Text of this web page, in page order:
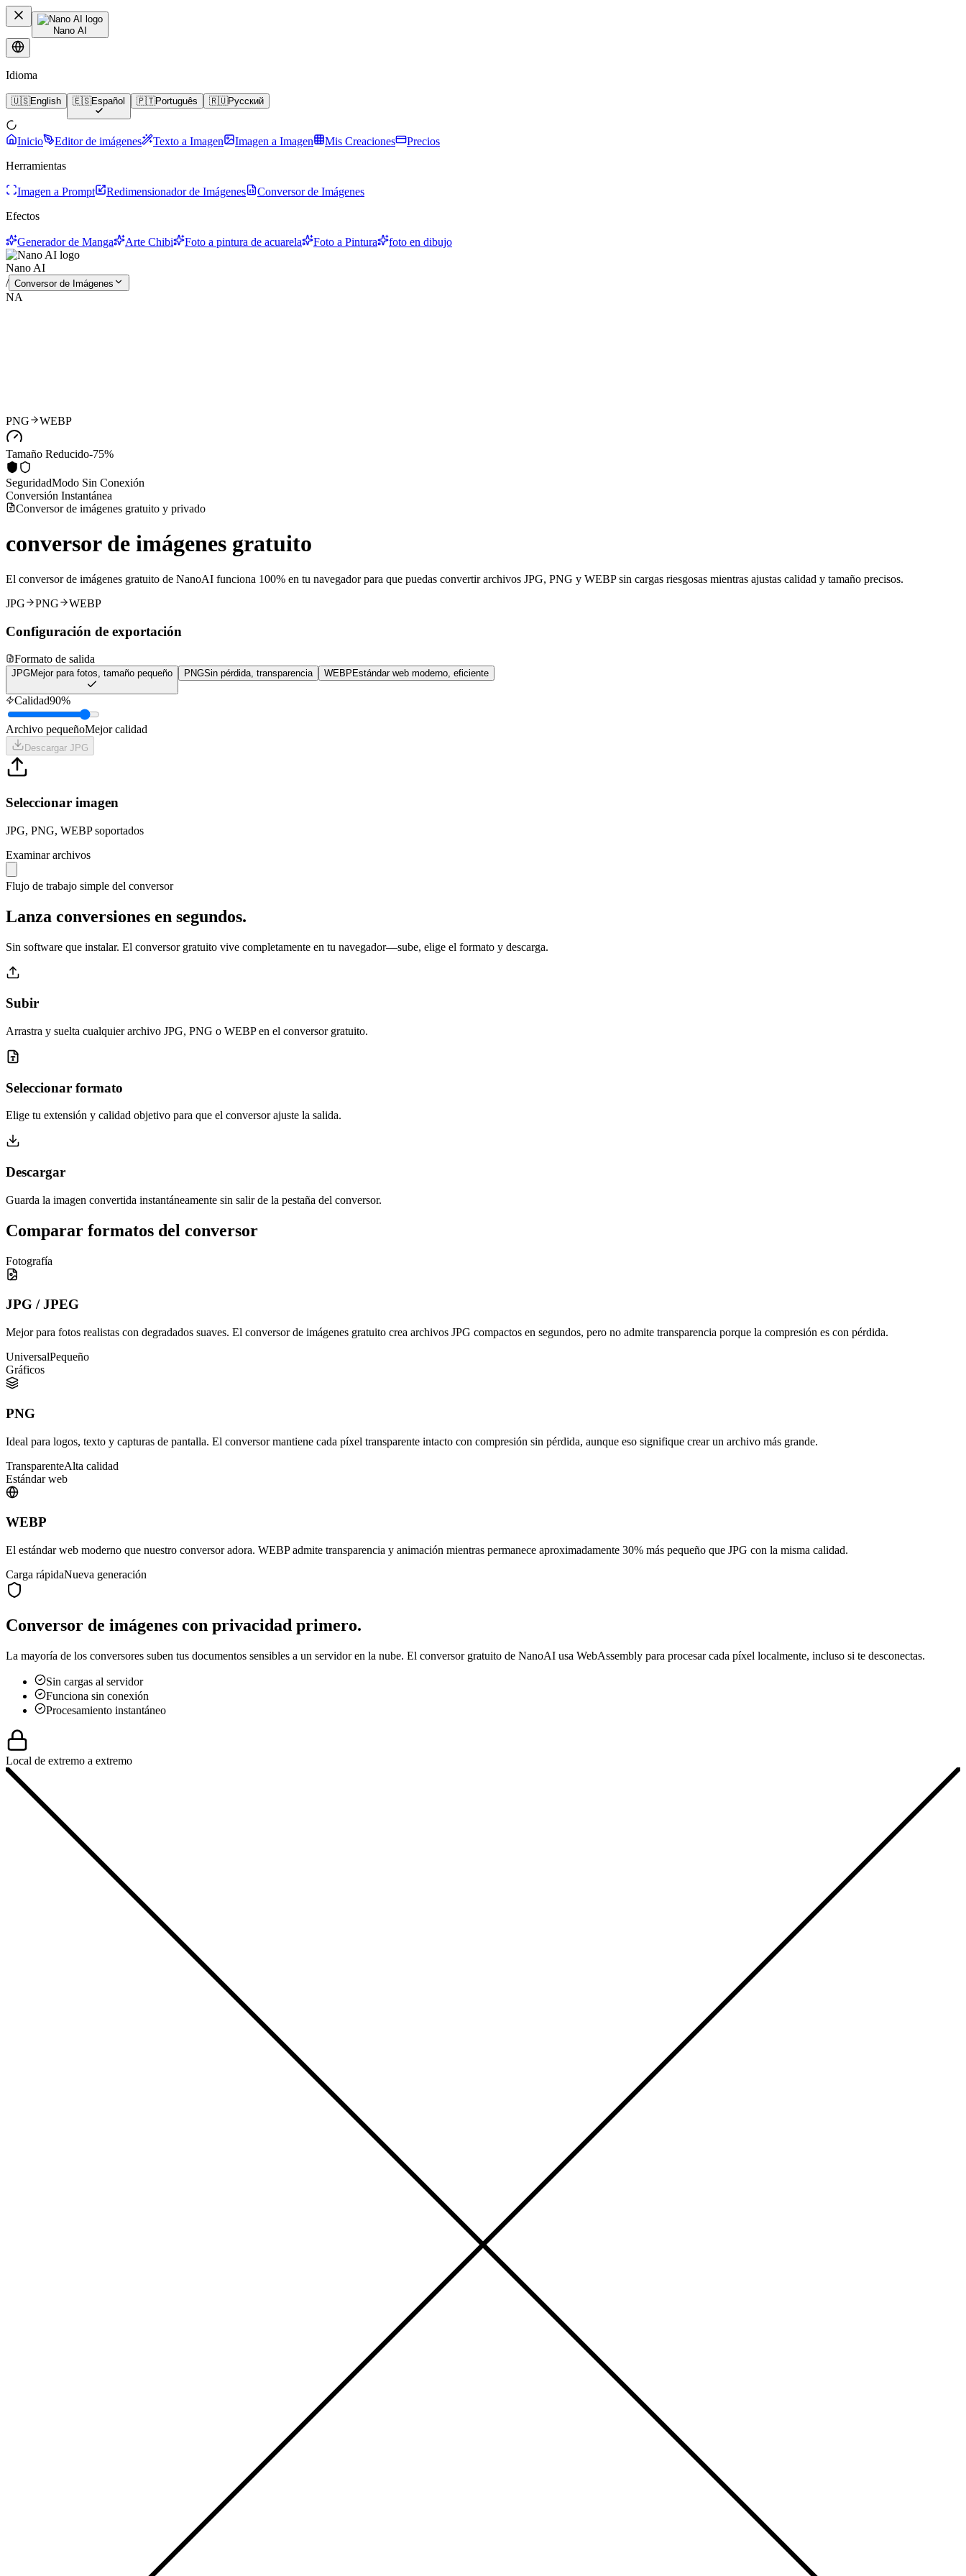
Nano AI
Idioma
🇺🇸English 🇪🇸Español 🇵🇹Português 🇷🇺Русский
Inicio Editor de imágenes Texto a Imagen Imagen a Imagen Mis Creaciones
Precios
Herramientas
Imagen a Prompt Redimensionador de Imágenes
Conversor de Imágenes
Efectos
Generador de Manga Arte Chibi Foto a pintura de acuarela Foto a Pintura foto en dibujo
Nano AI
/ Conversor de Imágenes
NA
PNG WEBP
Tamaño Reducido-75%
SeguridadModo Sin Conexión
Conversión Instantánea
Conversor de imágenes gratuito y privado
conversorde imágenes gratuito
El conversor de imágenes gratuito de NanoAI funciona 100% en tu navegador para que puedas convertir archivos JPG, PNG y WEBP sin cargas riesgosas mientras ajustas calidad y tamaño precisos.
JPG
PNG WEBP
Configuración de exportación
Formato de salida
JPGMejor para fotos, tamaño pequeño PNGSin pérdida, transparencia WEBP Estándar web moderno, eficiente
Calidad90%
Archivo pequeñoMejor calidad
Descargar JPG
Seleccionar imagen
JPG, PNG, WEBP soportados
Examinar archivos
Flujo de trabajo simple del conversor
Lanza conversiones en segundos.
Sin software que instalar. El conversor gratuito vive completamente en tu navegador—sube, elige el formato y descarga.
Subir
Arrastra y suelta cualquier archivo JPG, PNG o WEBP en el conversor gratuito.
Seleccionar formato
Elige tu extensión y calidad objetivo para que el conversor ajuste la salida.
Descargar
Guarda la imagen convertida instantáneamente sin salir de la pestaña del conversor.
Comparar formatos del conversor
Fotografía
JPG / JPEG
Mejor para fotos realistas con degradados suaves. El conversor de imágenes gratuito crea archivos JPG compactos en segundos, pero no admite transparencia porque la compresión es con pérdida.
UniversalPequeño
Gráficos
PNG
Ideal para logos, texto y capturas de pantalla. El conversor mantiene cada píxel transparente intacto con compresión sin pérdida, aunque eso signifique crear un archivo más grande.
TransparenteAlta calidad
Estándar web
WEBP
El estándar web moderno que nuestro conversor adora. WEBP admite transparencia y animación mientras permanece aproximadamente 30% más pequeño que JPG con la misma calidad.
Carga rápidaNueva generación
Conversor de imágenes con privacidad primero.
La mayoría de los conversores suben tus documentos sensibles a un servidor en la nube. El conversor gratuito de NanoAI usa WebAssembly para procesar cada píxel localmente, incluso si te desconectas.
Sin cargas al servidor
Funciona sin conexión
Procesamiento instantáneo
Local de extremo a extremo